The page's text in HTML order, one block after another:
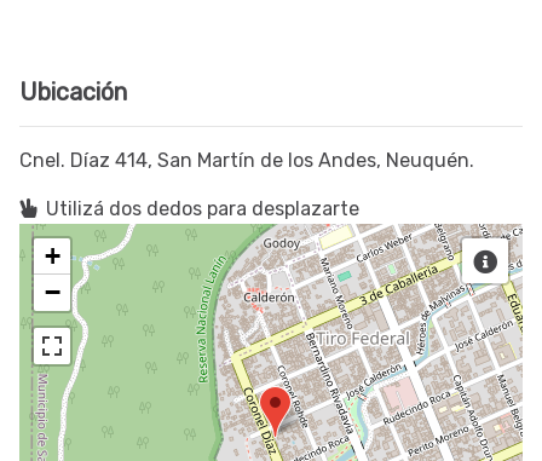
Ubicación
Cnel. Díaz 414, San Martín de los Andes, Neuquén.
Utilizá dos dedos para desplazarte
+
−